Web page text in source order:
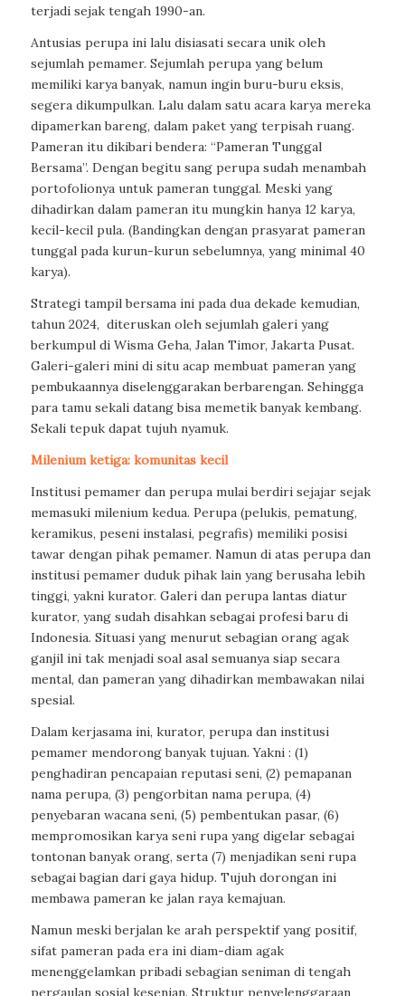
terjadi sejak tengah 1990-an.
Antusias perupa ini lalu disiasati secara unik oleh
sejumlah pemamer. Sejumlah perupa yang belum
memiliki karya banyak, namun ingin buru-buru eksis,
segera dikumpulkan. Lalu dalam satu acara karya mereka
dipamerkan bareng, dalam paket yang terpisah ruang.
Pameran itu dikibari bendera: “Pameran Tunggal
Bersama”. Dengan begitu sang perupa sudah menambah
portofolionya untuk pameran tunggal. Meski yang
dihadirkan dalam pameran itu mungkin hanya 12 karya,
kecil-kecil pula. (Bandingkan dengan prasyarat pameran
tunggal pada kurun-kurun sebelumnya, yang minimal 40
karya).
Strategi tampil bersama ini pada dua dekade kemudian,
tahun 2024, diteruskan oleh sejumlah galeri yang
berkumpul di Wisma Geha, Jalan Timor, Jakarta Pusat.
Galeri-galeri mini di situ acap membuat pameran yang
pembukaannya diselenggarakan berbarengan. Sehingga
para tamu sekali datang bisa memetik banyak kembang.
Sekali tepuk dapat tujuh nyamuk.
Milenium ketiga: komunitas kecil
Institusi pemamer dan perupa mulai berdiri sejajar sejak
memasuki milenium kedua. Perupa (pelukis, pematung,
keramikus, peseni instalasi, pegrafis) memiliki posisi
tawar dengan pihak pemamer. Namun di atas perupa dan
institusi pemamer duduk pihak lain yang berusaha lebih
tinggi, yakni kurator. Galeri dan perupa lantas diatur
kurator, yang sudah disahkan sebagai profesi baru di
Indonesia. Situasi yang menurut sebagian orang agak
ganjil ini tak menjadi soal asal semuanya siap secara
mental, dan pameran yang dihadirkan membawakan nilai
spesial.
Dalam kerjasama ini, kurator, perupa dan institusi
pemamer mendorong banyak tujuan. Yakni : (1)
penghadiran pencapaian reputasi seni, (2) pemapanan
nama perupa, (3) pengorbitan nama perupa, (4)
penyebaran wacana seni, (5) pembentukan pasar, (6)
mempromosikan karya seni rupa yang digelar sebagai
tontonan banyak orang, serta (7) menjadikan seni rupa
sebagai bagian dari gaya hidup. Tujuh dorongan ini
membawa pameran ke jalan raya kemajuan.
Namun meski berjalan ke arah perspektif yang positif,
sifat pameran pada era ini diam-diam agak
menenggelamkan pribadi sebagian seniman di tengah
pergaulan sosial kesenian. Struktur penyelenggaraan